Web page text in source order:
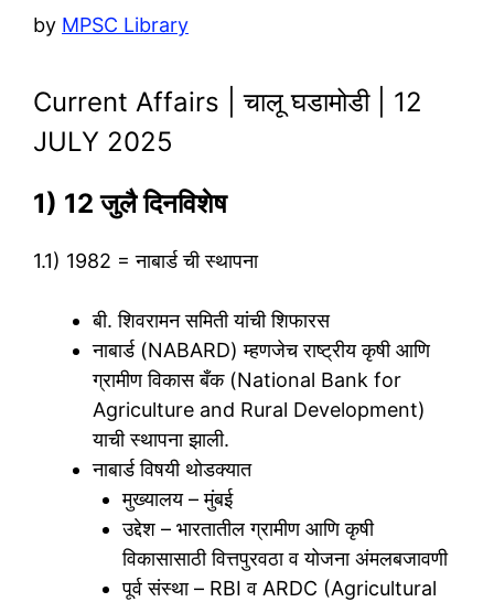
by MPSC Library
Current Affairs | चालू घडामोडी | 12
JULY 2025
1) 12 जुलै दिनविशेष
1.1) 1982 = नाबार्ड ची स्थापना
बी. शिवरामन समिती यांची शिफारस
नाबार्ड (NABARD) म्हणजेच राष्ट्रीय कृषी आणि
ग्रामीण विकास बँक (National Bank for
Agriculture and Rural Development)
याची स्थापना झाली.
नाबार्ड विषयी थोडक्यात
मुख्यालय – मुंबई
उद्देश – भारतातील ग्रामीण आणि कृषी
विकासासाठी वित्तपुरवठा व योजना अंमलबजावणी
पूर्व संस्था – RBI व ARDC (Agricultural